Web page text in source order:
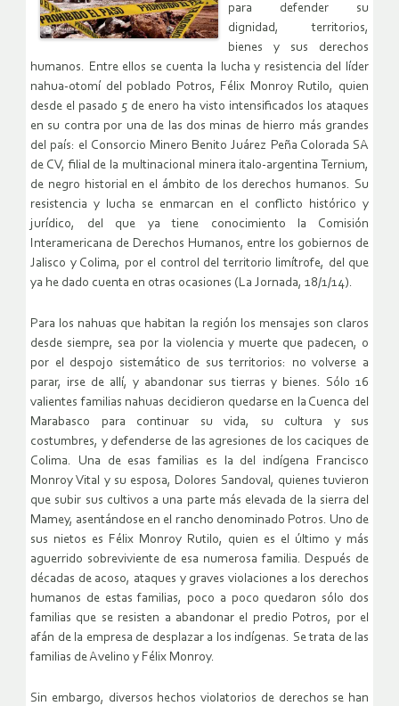
para defender su
dignidad, territorios,
bienes y sus derechos
humanos. Entre ellos se cuenta la lucha y resistencia del líder
nahua-otomí del poblado Potros, Félix Monroy Rutilo, quien
desde el pasado 5 de enero ha visto intensificados los ataques
en su contra por una de las dos minas de hierro más grandes
del país: el Consorcio Minero Benito Juárez Peña Colorada SA
de CV, filial de la multinacional minera italo-argentina Ternium,
de negro historial en el ámbito de los derechos humanos. Su
resistencia y lucha se enmarcan en el conflicto histórico y
jurídico, del que ya tiene conocimiento la Comisión
Interamericana de Derechos Humanos, entre los gobiernos de
Jalisco y Colima, por el control del territorio limítrofe, del que
ya he dado cuenta en otras ocasiones (La Jornada, 18/1/14).
Para los nahuas que habitan la región los mensajes son claros
desde siempre, sea por la violencia y muerte que padecen, o
por el despojo sistemático de sus territorios: no volverse a
parar, irse de allí, y abandonar sus tierras y bienes. Sólo 16
valientes familias nahuas decidieron quedarse en la Cuenca del
Marabasco para continuar su vida, su cultura y sus
costumbres, y defenderse de las agresiones de los caciques de
Colima. Una de esas familias es la del indígena Francisco
Monroy Vital y su esposa, Dolores Sandoval, quienes tuvieron
que subir sus cultivos a una parte más elevada de la sierra del
Mamey, asentándose en el rancho denominado Potros. Uno de
sus nietos es Félix Monroy Rutilo, quien es el último y más
aguerrido sobreviviente de esa numerosa familia. Después de
décadas de acoso, ataques y graves violaciones a los derechos
humanos de estas familias, poco a poco quedaron sólo dos
familias que se resisten a abandonar el predio Potros, por el
afán de la empresa de desplazar a los indígenas. Se trata de las
familias de Avelino y Félix Monroy.
Sin embargo, diversos hechos violatorios de derechos se han